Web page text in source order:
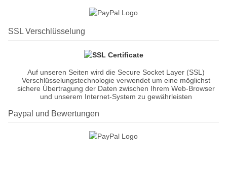
SSL Verschlüsselung
Auf unseren Seiten wird die Secure Socket Layer (SSL)
Verschlüsselungstechnologie verwendet um eine möglichst
sichere Übertragung der Daten zwischen Ihrem Web-Browser
und unserem Internet-System zu gewährleisten
Paypal und Bewertungen